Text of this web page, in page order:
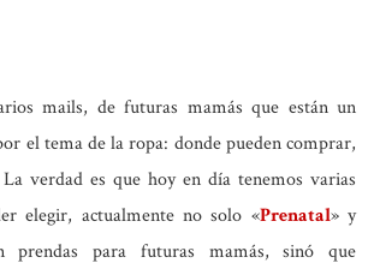
mails, de futuras mamás que están un
el tema de la ropa: donde pueden comprar,
verdad es que hoy en día tenemos varias
elegir, actualmente no solo «Prenatal» y
prendas para futuras mamás, sinó que